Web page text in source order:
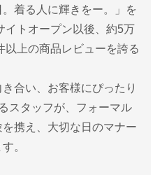
。着る人に輝きをー。」を
イトオープン以後、約5万
以上の商品レビューを誇る
合い、お客様にぴったり
スタッフが、フォーマル
携え、大切な日のマナー
。